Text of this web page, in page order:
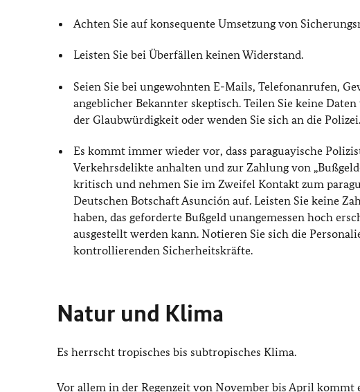
Achten Sie auf konsequente Umsetzung von
Leisten Sie bei Überfällen keinen Widerstand.
Seien Sie bei ungewohnten E-Mails, Telefonanrufen,
angeblicher Bekannter skeptisch. Teilen Sie keine
der Glaubwürdigkeit oder wenden Sie sich an die Polizei.
Es kommt immer wieder vor, dass paraguayische
Verkehrsdelikte anhalten und zur Zahlung von
kritisch und nehmen Sie im Zweifel Kontakt zum
Deutschen Botschaft Asunción auf. Leisten Sie keine
haben, das geforderte Bußgeld unangemessen hoch
ausgestellt werden kann. Notieren Sie sich die
kontrollierenden Sicherheitskräfte.
Natur und Klima
Es herrscht tropisches bis subtropisches Klima.
Vor allem in der Regenzeit von November bis April